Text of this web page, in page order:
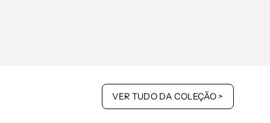
VER TUDO DA COLEÇÃO >